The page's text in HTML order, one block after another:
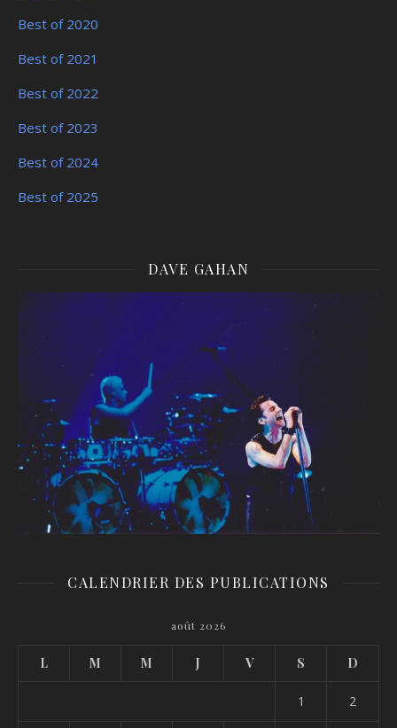
Best of 2020
Best of 2021
Best of 2022
Best of 2023
Best of 2024
Best of 2025
DAVE GAHAN
CALENDRIER DES PUBLICATIONS
août 2026
L M M J V S D
1 2